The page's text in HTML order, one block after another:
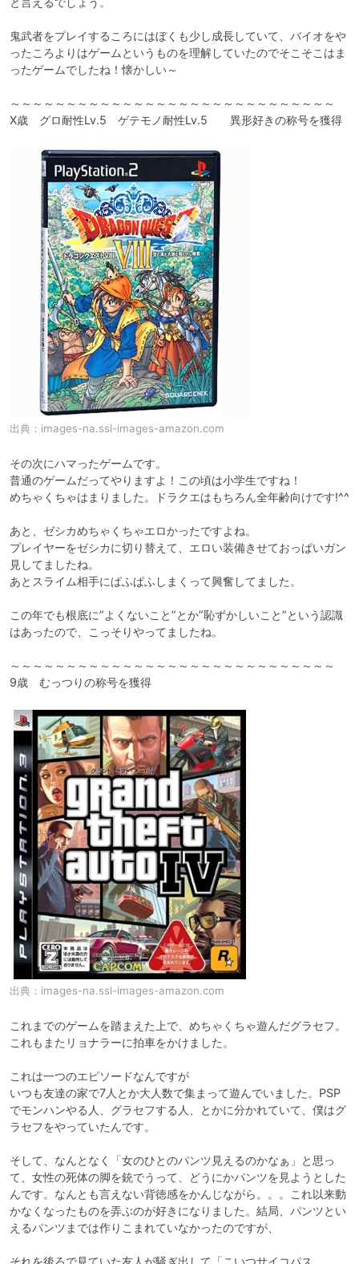
鬼武者をプレイするころにはぼくも少し成長していて、バイオをや
ったころよりはゲームというものを理解していたのでそこそこはま
ったゲームでしたね！懐かしい～
～～～～～～～～～～～～～～～～～～～～～～～～～～～～～
X歳　グロ耐性Lv.5　ゲテモノ耐性Lv.5　　異形好きの称号を獲得
出典： images-na.ssl-images-amazon.com
その次にハマったゲームです。
普通のゲームだってやりますよ！この頃は小学生ですね！
めちゃくちゃはまりました。ドラクエはもちろん全年齢向けです!^^
あと、ゼシカめちゃくちゃエロかったですよね。
プレイヤーをゼシカに切り替えて、エロい装備きせておっぱいガン
見してましたね。
あとスライム相手にぱふぱふしまくって興奮してました。
この年でも根底に”よくないこと”とか”恥ずかしいこと”という認識
はあったので、こっそりやってましたね。
～～～～～～～～～～～～～～～～～～～～～～～～～～～～～
9歳　むっつりの称号を獲得
出典： images-na.ssl-images-amazon.com
これまでのゲームを踏まえた上で、めちゃくちゃ遊んだグラセフ。
これもまたリョナラーに拍車をかけました。
これは一つのエピソードなんですが
いつも友達の家で7人とか大人数で集まって遊んでいました。PSP
でモンハンやる人、グラセフする人、とかに分かれていて、僕はグ
ラセフをやっていたんです。
そして、なんとなく「女のひとのパンツ見えるのかなぁ」と思っ
て、女性の死体の脚を銃でうって、どうにかパンツを見ようとした
んです。なんとも言えない背徳感をかんじながら。。。これ以来動
かなくなったものを弄ぶのが好きになりました。結局、パンツとい
えるパンツまでは作りこまれていなかったのですが、
それを後ろで見ていた友人が騒ぎ出して「こいつサイコパス